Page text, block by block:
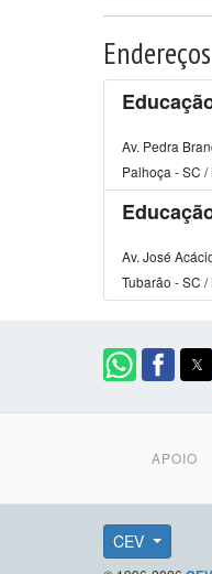
Endereços
Av. Pedra
Palhoça - SC /
Av. José
Tubarão - SC /
APOIO
CEV